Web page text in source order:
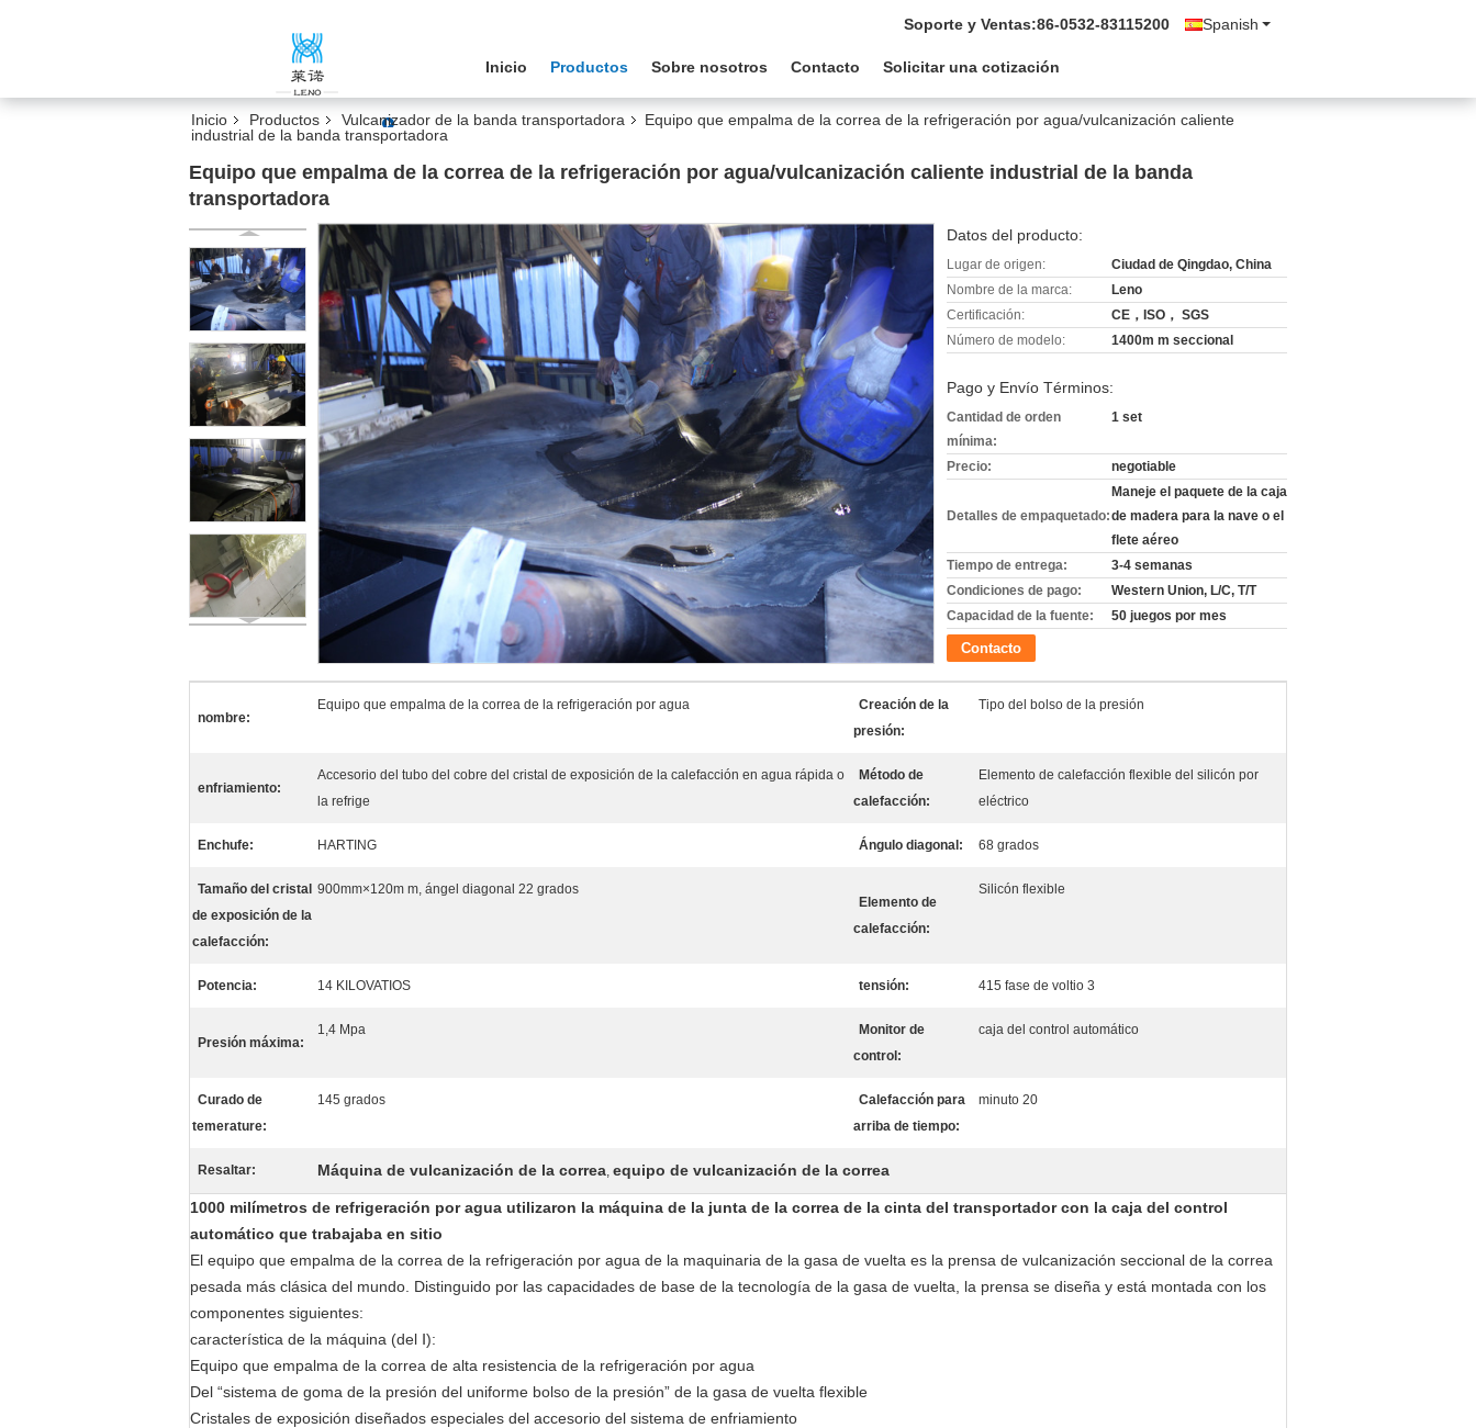
Spanish
Soporte y Ventas:86-0532-83115200
Inicio Productos Sobre nosotros Contacto Solicitar una cotización
Inicio Productos Vulcanizador de la banda transportadora
Equipo que empalma de la correa de la refrigeración por agua/vulcanización caliente
industrial de la banda transportadora
Equipo que empalma de la correa de la refrigeración por agua/vulcanización caliente industrial de la banda
transportadora
Datos del producto:
Lugar de origen:
Ciudad de Qingdao, China
Nombre de la marca:
Leno
Certificación:
CE，ISO， SGS
Número de modelo:
1400m m seccional
Pago y Envío Términos:
Cantidad de orden
mínima:
1 set
Precio: negotiable
Detalles de empaquetado:
Maneje el paquete de la caja
de madera para la nave o el
flete aéreo
Tiempo de entrega:
3-4 semanas
Condiciones de pago:
Western Union, L/C, T/T
Capacidad de la fuente:
50 juegos por mes
Contacto
nombre:
Equipo que empalma de la correa de la refrigeración por agua
Creación de la
presión:
Tipo del bolso de la presión
enfriamiento:
Accesorio del tubo del cobre del cristal de exposición de la calefacción en agua rápida o
la refrige
Método de
calefacción:
Elemento de calefacción flexible del silicón por
eléctrico
Enchufe: HARTING Ángulo diagonal: 68 grados
Tamaño del cristal
de exposición de la
calefacción:
900mm×120m m, ángel diagonal 22 grados
Elemento de
calefacción:
Silicón flexible
Potencia: 14 KILOVATIOS tensión: 415 fase de voltio 3
Presión máxima:
1,4 Mpa
Monitor de
control:
caja del control automático
Curado de
temerature:
145 grados
Calefacción para
arriba de tiempo:
minuto 20
Resaltar: Máquina de vulcanización de la correa, equipo de vulcanización de la correa
1000 milímetros de refrigeración por agua utilizaron la máquina de la junta de la correa de la cinta del transportador con la caja del control
automático que trabajaba en sitio
El equipo que empalma de la correa de la refrigeración por agua de la maquinaria de la gasa de vuelta es la prensa de vulcanización seccional de la correa
pesada más clásica del mundo. Distinguido por las capacidades de base de la tecnología de la gasa de vuelta, la prensa se diseña y está montada con los
componentes siguientes:
característica de la máquina (del Ⅰ):
Equipo que empalma de la correa de alta resistencia de la refrigeración por agua
Del “sistema de goma de la presión del uniforme bolso de la presión” de la gasa de vuelta flexible
Cristales de exposición diseñados especiales del accesorio del sistema de enfriamiento